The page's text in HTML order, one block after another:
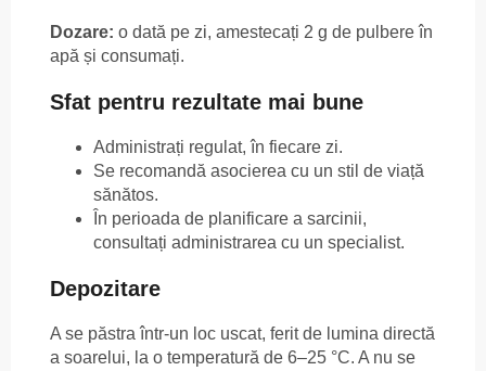
Dozare: o dată pe zi, amestecați 2 g de pulbere în
apă și consumați.
Sfat pentru rezultate mai bune
Administrați regulat, în fiecare zi.
Se recomandă asocierea cu un stil de viață
sănătos.
În perioada de planificare a sarcinii,
consultați administrarea cu un specialist.
Depozitare
A se păstra într-un loc uscat, ferit de lumina directă
a soarelui, la o temperatură de 6–25 °C. A nu se